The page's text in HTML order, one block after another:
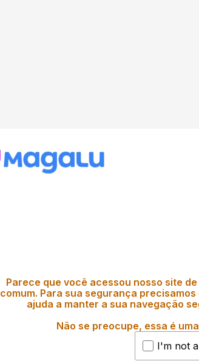
Parece que você acessou nosso site
comum. Para sua segurança
ajuda a manter a sua navegação
Não se preocupe, essa é
I'm not